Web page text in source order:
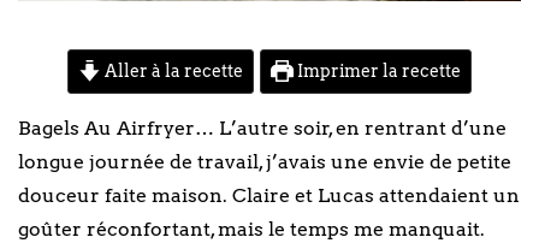
Aller à la recette Imprimer la recette
Bagels Au Airfryer… L’autre soir, en rentrant d’une
longue journée de travail, j’avais une envie de petite
douceur faite maison. Claire et Lucas attendaient un
goûter réconfortant, mais le temps me manquait.